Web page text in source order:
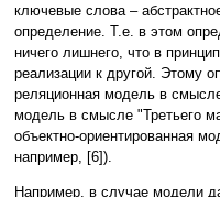
ключевые слова –
определение. Т.е. в этом
ничего лишнего, что в
реализации к другой. Этому
реляционная модель в
модель в смысле "Третьего
объектно-ориентированная
например, [6]).
Например, в случае модели